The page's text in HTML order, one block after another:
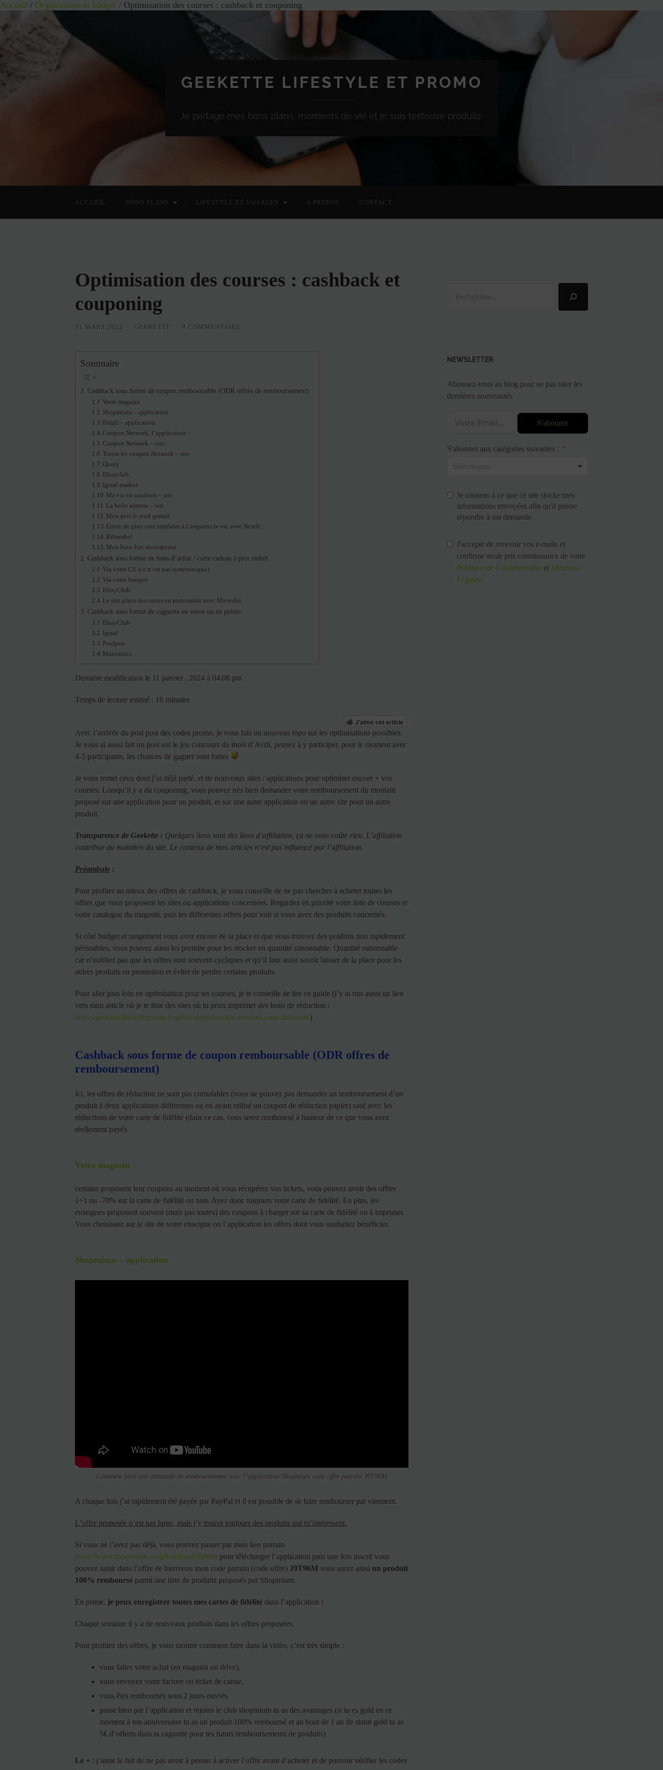
Accueil / Organisation et budget / Optimisation des courses : cashback et couponing
GEEKETTE LIFESTYLE ET PROMO
Je partage mes bons plans, moments de vie et je suis testeuse produits.
ACCUEIL BONS PLANS LIFESTYLE ET VOYAGES À PROPOS CONTACT
Optimisation des courses : cashback et
couponing
31 MARS 2022 GEEKETTE 0 COMMENTAIRE
Sommaire
Cashback sous forme de coupon remboursable (ODR offres de remboursement)
Votre magasin
Shopmium – application
Fidall – application
Coupon Network, l’application :
Coupon Network – site :
Totem by coupon Network – site
Quoty
Ebuyclub
Igraal market
Ma vie en couleurs – site
La belle adresse – site
Mon avis le rend gratuit :
Envie de plus -site similaire à Croquons la vie avec Nestlé :
Ribambel
Mon bien être récompensé
Cashback sous forme de bons d’achat / carte cadeau à prix réduit
Via votre CE (ce n’est pas systématique)
Via votre banque
EbuyClub
Le site place des cartes en partenariat avec Ma-reduc
Cashback sous forme de cagnotte en euros ou en points
EbuyClub
Igraal
Poulpeo
Maximiles
Dernière modification le 11 janvier , 2024 à 04:08 pm
Temps de lecture estimé : 16 minutes
J'aime cet article
Avec l’arrivée du post post des codes promo, je vous fais un nouveau topo sur les optimisations possibles.
Je vous ai aussi fait un post sur le jeu concours du mois d’Avril, pensez à y participer, pour le moment avec
4-5 participants, les chances de gagner sont fortes
Je vous remet ceux dont j’ai déjà parlé, et de nouveaux sites / applications pour optimiser encore + vos
courses. Lorsqu’il y a du couponing, vous pouvez très bien demander votre remboursement du montant
proposé sur une application pour un produit, et sur une autre application ou un autre site pour un autre
produit.
Transparence de Geekette : Quelques liens sont des liens d’affiliation, ça ne vous coûte rien. L’affiliation
contribue au maintien du site. Le contenu de mes articles n’est pas influencé par l’affiliation.
Préambule :
Pour profiter au mieux des offres de cashback, je vous conseille de ne pas chercher à acheter toutes les
offres que vous proposent les sites ou applications concernées. Regardez en priorité votre liste de courses et
votre catalogue du magasin, puis les différentes offres pour voir si vous avez des produits concernés.
Si côté budget et rangement vous avez encore de la place et que vous trouvez des produits non rapidement
périssables, vous pouvez aussi les prendre pour les stocker en quantité raisonnable. Quantité raisonnable
car n’oubliez pas que les offres sont souvent cycliques et qu’il faut aussi savoir laisser de la place pour les
autres produits en promotion et éviter de perdre certains produits.
Pour aller plus loin en optimisation pour tes courses, je te conseille de lire ce guide (j’y ai mis aussi un lien
vers mon article où je te liste des sites où tu peux imprimer des bons de réduction :
https://geekettelifestylepromo.fr/guide-doptimisation-courses-pour-debutant/)
Cashback sous forme de coupon remboursable (ODR offres de
remboursement)
Ici, les offres de réduction ne sont pas cumulables (vous ne pouvez pas demander un remboursement d’un
produit à deux applications différentes ou en ayant utilisé un coupon de réduction papier) sauf avec les
réductions de votre carte de fidélité (dans ce cas, vous serez remboursé à hauteur de ce que vous avez
réellement payé).
Votre magasin
certains proposent leur coupons au moment où vous récupérez vos tickets, vous pouvez avoir des offres
1+1 ou -70% sur la carte de fidélité ou non. Ayez donc toujours votre carte de fidélité. En plus, les
enseignes proposent souvent (mais pas toutes) des coupons à charger sur sa carte de fidélité ou à imprimer.
Vous choisissez sur le site de votre enseigne ou l’application les offres dont vous souhaitez bénéficier.
Shopmium – application
Comment faire une demande de remboursement avec l’application Shopmium code offre parrain J9T96M
A chaque fois j’ai rapidement été payée par PayPal et il est possible de se faire rembourser par virement.
L’offre proposée n’est pas large, mais j’y trouve toujours des produits qui m’intéressent.
Si vous ne l’avez pas déjà, vous pouvez passer par mon lien parrain
https://www.shopmium.com/fr/referral/j9t96m pour télécharger l’application puis une fois inscrit vous
pouvez saisir dans l’offre de bienvenu mon code parrain (code offre) J9T96M vous aurez ainsi un produit
100% remboursé parmi une liste de produits proposés par Shopmium.
En prime, je peux enregistrer toutes mes cartes de fidélité dans l’application !
Chaque semaine il y a de nouveaux produits dans les offres proposées.
Pour profitez des offres, je vous montre comment faire dans la vidéo, c’est très simple :
vous faites votre achat (en magasin ou drive),
vous envoyez votre facture ou ticket de caisse,
vous êtes remboursés sous 2 jours ouvrés.
passe bien par l’application et rejoins le club shopmium tu as des avantages (si tu es gold en ce
moment à ton anniversaire tu as un produit 100% remboursé et au bout de 1 an de statut gold tu as
5€ d’offerts dans ta cagnotte pour tes futurs remboursements de produits)
Le + : j’aime le fait de ne pas avoir à penser à activer l’offre avant d’acheter et de pouvoir vérifier les codes
NEWSLETTER
Abonnez-vous au blog pour ne pas rater les
dernières nouveautés.
S'abonner
S'abonner aux catégories suivantes :
Je consens à ce que ce site stocke mes
informations envoyées afin qu'il puisse
répondre à ma demande.
J'accepte de recevoir vos e-mails et
confirme avoir pris connaissance de votre
Politique de Confidentialité et Mentions
Légales.